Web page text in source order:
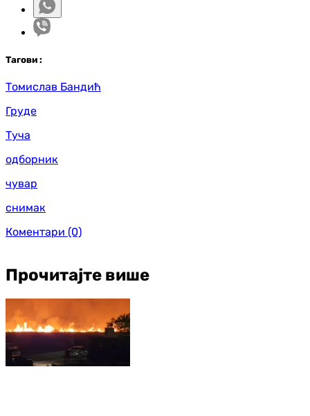
Тагови :
Томислав Бандић
Груде
Туча
одборник
чувар
снимак
Коментари (0)
Прочитајте више